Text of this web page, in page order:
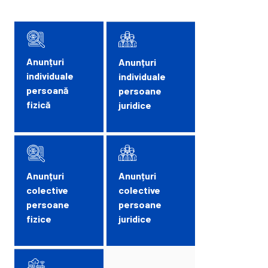
Anunțuri
individuale
persoană
fizică
Anunțuri
colective
persoane
fizice
Anunțuri
individuale
persoane
juridice
Anunțuri
colective
persoane
juridice